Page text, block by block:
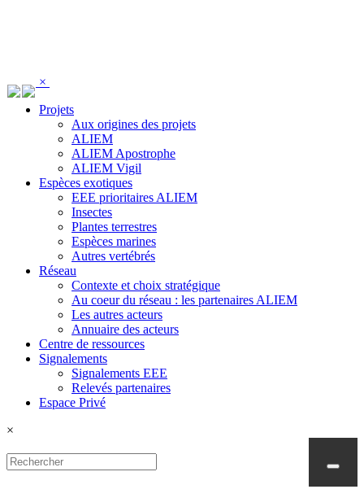
×
Projets
Aux origines des projets
ALIEM
ALIEM Apostrophe
ALIEM Vigil
Espèces exotiques
EEE prioritaires ALIEM
Insectes
Plantes terrestres
Espèces marines
Autres vertébrés
Réseau
Contexte et choix stratégique
Au coeur du réseau : les partenaires ALIEM
Les autres acteurs
Annuaire des acteurs
Centre de ressources
Signalements
Signalements EEE
Relevés partenaires
Espace Privé
×